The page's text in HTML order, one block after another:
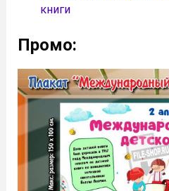
книги
Промо: